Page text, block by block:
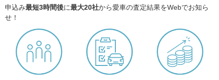
申込み最短3時間後に最大20社から愛車の査定結果をWebでお知ら
せ！